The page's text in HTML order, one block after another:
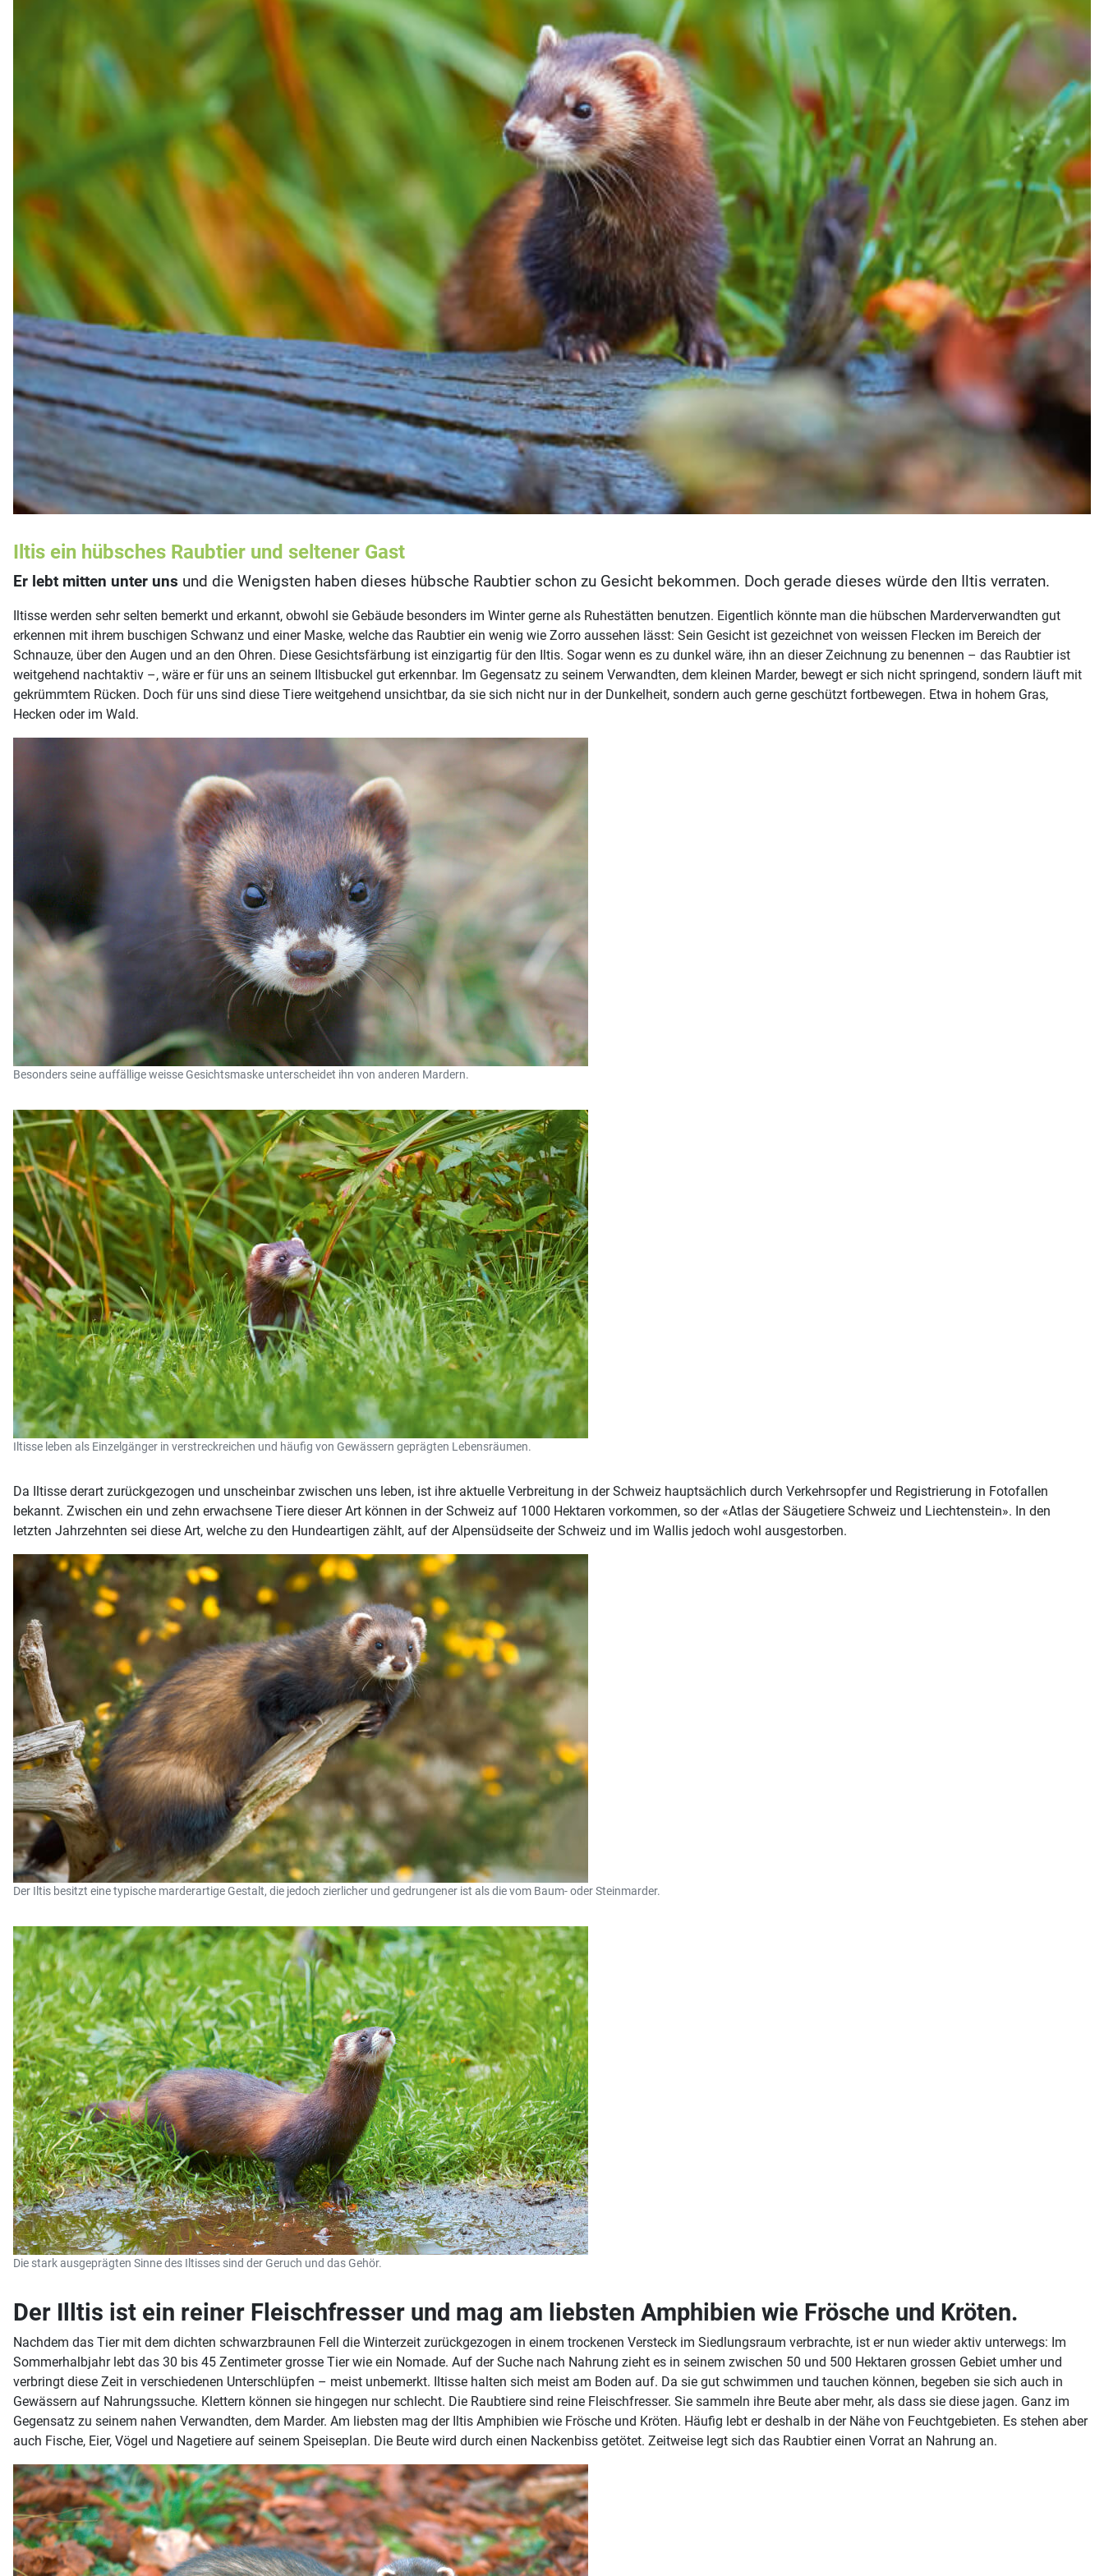
Iltis ein hübsches Raubtier und seltener Gast
Er lebt mitten unter uns und die Wenigsten haben dieses hübsche Raubtier schon zu Gesicht bekommen. Doch gerade dieses würde den Iltis verraten.
Iltisse werden sehr selten bemerkt und erkannt, obwohl sie Gebäude besonders im Winter gerne als Ruhestätten benutzen. Eigentlich könnte man die hübschen Marderverwandten gut
erkennen mit ihrem buschigen Schwanz und einer Maske, welche das Raubtier ein wenig wie Zorro aussehen lässt: Sein Gesicht ist gezeichnet von weissen Flecken im Bereich der
Schnauze, über den Augen und an den Ohren. Diese Gesichtsfärbung ist einzigartig für den Iltis. Sogar wenn es zu dunkel wäre, ihn an dieser Zeichnung zu benennen – das Raubtier ist
weitgehend nachtaktiv –, wäre er für uns an seinem Iltisbuckel gut erkennbar. Im Gegensatz zu seinem Verwandten, dem kleinen Marder, bewegt er sich nicht springend, sondern läuft mit
gekrümmtem Rücken. Doch für uns sind diese Tiere weitgehend unsichtbar, da sie sich nicht nur in der Dunkelheit, sondern auch gerne geschützt fortbewegen. Etwa in hohem Gras,
Hecken oder im Wald.
Besonders seine auffällige weisse Gesichtsmaske unterscheidet ihn von anderen Mardern.
Iltisse leben als Einzelgänger in verstreckreichen und häufig von Gewässern geprägten Lebensräumen.
Da Iltisse derart zurückgezogen und unscheinbar zwischen uns leben, ist ihre aktuelle Verbreitung in der Schweiz hauptsächlich durch Verkehrsopfer und Registrierung in Fotofallen
bekannt. Zwischen ein und zehn erwachsene Tiere dieser Art können in der Schweiz auf 1000 Hektaren vorkommen, so der «Atlas der Säugetiere Schweiz und Liechtenstein». In den
letzten Jahrzehnten sei diese Art, welche zu den Hundeartigen zählt, auf der Alpensüdseite der Schweiz und im Wallis jedoch wohl ausgestorben.
Der Iltis besitzt eine typische marderartige Gestalt, die jedoch zierlicher und gedrungener ist als die vom Baum- oder Steinmarder.
Die stark ausgeprägten Sinne des Iltisses sind der Geruch und das Gehör.
Der Illtis ist ein reiner Fleischfresser und mag am liebsten Amphibien wie Frösche und Kröten.
Nachdem das Tier mit dem dichten schwarzbraunen Fell die Winterzeit zurückgezogen in einem trockenen Versteck im Siedlungsraum verbrachte, ist er nun wieder aktiv unterwegs: Im
Sommerhalbjahr lebt das 30 bis 45 Zentimeter grosse Tier wie ein Nomade. Auf der Suche nach Nahrung zieht es in seinem zwischen 50 und 500 Hektaren grossen Gebiet umher und
verbringt diese Zeit in verschiedenen Unterschlüpfen – meist unbemerkt. Iltisse halten sich meist am Boden auf. Da sie gut schwimmen und tauchen können, begeben sie sich auch in
Gewässern auf Nahrungssuche. Klettern können sie hingegen nur schlecht. Die Raubtiere sind reine Fleischfresser. Sie sammeln ihre Beute aber mehr, als dass sie diese jagen. Ganz im
Gegensatz zu seinem nahen Verwandten, dem Marder. Am liebsten mag der Iltis Amphibien wie Frösche und Kröten. Häufig lebt er deshalb in der Nähe von Feuchtgebieten. Es stehen aber
auch Fische, Eier, Vögel und Nagetiere auf seinem Speiseplan. Die Beute wird durch einen Nackenbiss getötet. Zeitweise legt sich das Raubtier einen Vorrat an Nahrung an.